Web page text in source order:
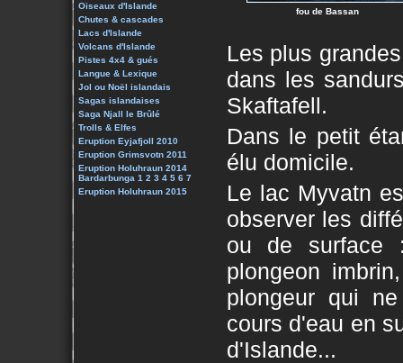
Oiseaux d'Islande
Chutes & cascades
Lacs d'Islande
Volcans d'Islande
Pistes 4x4 & gués
Langue & Lexique
Jol ou Noël islandais
Sagas islandaises
Saga Njall le Brûlé
Trolls & Elfes
Eruption Eyjafjoll 2010
Eruption Grimsvotn 2011
Eruption Holuhraun 2014
Bardarbunga 1 2 3 4 5 6 7
Eruption Holuhraun 2015
fou de Bassan
Les plus
dans les
Skaftafell.
Dans le petit
élu domicile.
Le lac Myvatn
observer les
ou de surface
plongeon
plongeur qui
cours d'eau en
d'Islande...